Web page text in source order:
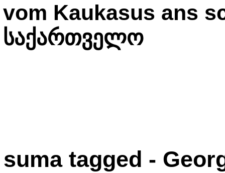
vom Kaukasus ans
საქართველო
suma tagged -